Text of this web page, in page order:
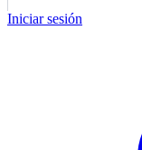
Iniciar sesión